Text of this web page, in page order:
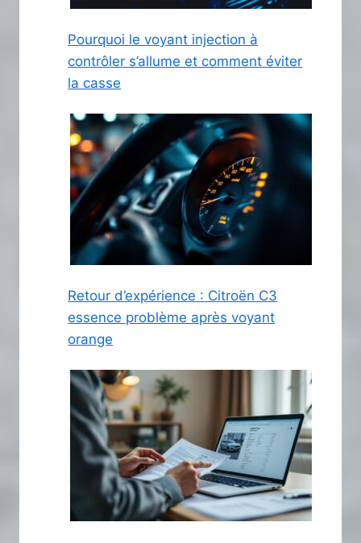
Pourquoi le voyant injection à
contrôler s’allume et comment éviter
la casse
Retour d’expérience : Citroën C3
essence problème après voyant
orange